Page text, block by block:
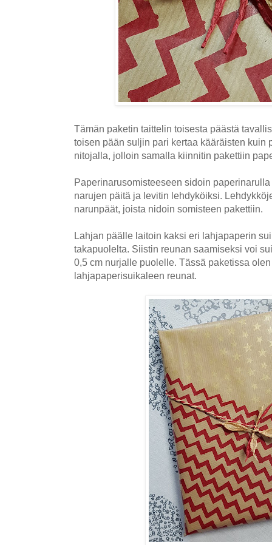
Tämän paketin taittelin toisesta päästä
toisen pään suljin pari kertaa kääräisten kuin
nitojalla, jolloin samalla kiinnitin pakettiin
Paperinarusomisteeseen sidoin
narujen päitä ja levitin lehdyköiksi.
narunpäät, joista nidoin somisteen pakettiin.
Lahjan päälle laitoin kaksi eri lahjapaperin
takapuolelta. Siistin reunan saamiseksi voi
0,5 cm nurjalle puolelle. Tässä paketissa
lahjapaperisuikaleen reunat.